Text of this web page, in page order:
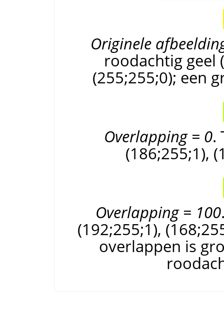
Originele
roodachtig geel
(255;255;0); een
Overlapping = 0.
(186;255;1),
Overlapping = 100
(192;255;1),
overlappen is